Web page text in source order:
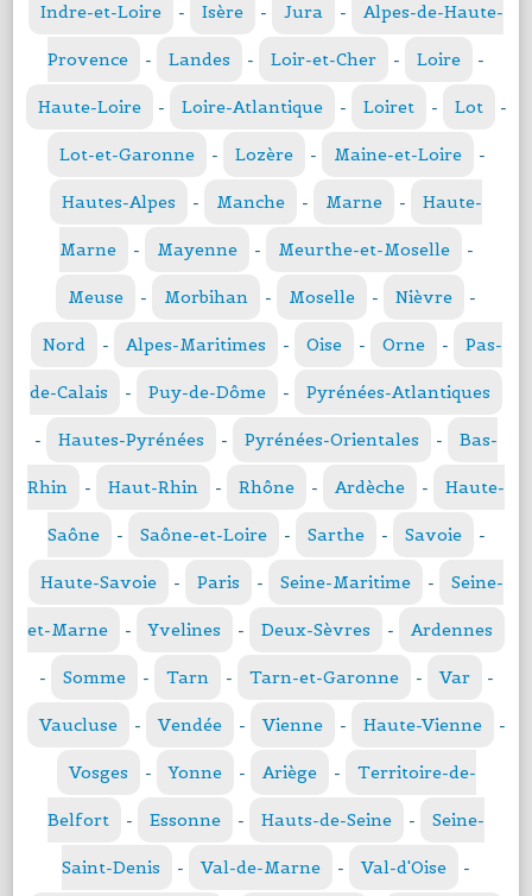
Indre-et-Loire - Isère - Jura - Alpes-de-Haute-
Provence - Landes - Loir-et-Cher - Loire -
Haute-Loire - Loire-Atlantique - Loiret - Lot -
Lot-et-Garonne - Lozère - Maine-et-Loire -
Hautes-Alpes - Manche - Marne - Haute-
Marne - Mayenne - Meurthe-et-Moselle -
Meuse - Morbihan - Moselle - Nièvre -
Nord - Alpes-Maritimes - Oise - Orne - Pas-
de-Calais - Puy-de-Dôme - Pyrénées-Atlantiques
- Hautes-Pyrénées - Pyrénées-Orientales - Bas-
Rhin - Haut-Rhin - Rhône - Ardèche - Haute-
Saône - Saône-et-Loire - Sarthe - Savoie -
Haute-Savoie - Paris - Seine-Maritime - Seine-
et-Marne - Yvelines - Deux-Sèvres - Ardennes
- Somme - Tarn - Tarn-et-Garonne - Var -
Vaucluse - Vendée - Vienne - Haute-Vienne -
Vosges - Yonne - Ariège - Territoire-de-
Belfort - Essonne - Hauts-de-Seine - Seine-
Saint-Denis - Val-de-Marne - Val-d'Oise -